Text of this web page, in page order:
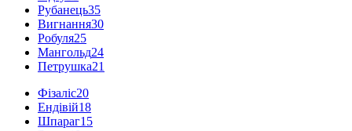
Рубанець35
Вигнання30
Робуля25
Мангольд24
Петрушка21
Фізаліс20
Ендівій18
Шпараг15